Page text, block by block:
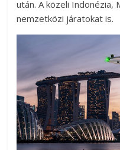
után. A közeli Indonézia,
nemzetközi járatokat is.